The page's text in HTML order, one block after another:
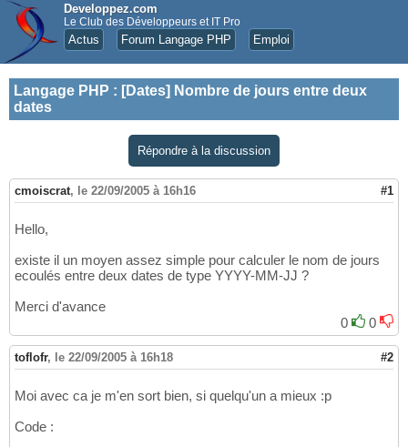
Developpez.com
Le Club des Développeurs et IT Pro
Actus Forum Langage PHP Emploi
Langage PHP : [Dates] Nombre de jours entre deux
dates
Répondre à la discussion
cmoiscrat, le 22/09/2005 à 16h16 #1
Hello,
existe il un moyen assez simple pour calculer le nom de jours
ecoulés entre deux dates de type YYYY-MM-JJ ?
Merci d'avance
0
0
toflofr, le 22/09/2005 à 16h18 #2
Moi avec ca je m'en sort bien, si quelqu'un a mieux :p
Code :